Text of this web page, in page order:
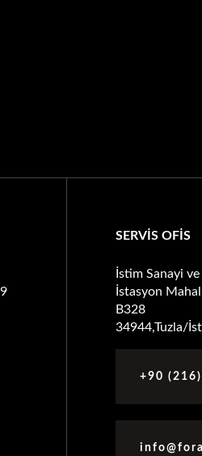
SERVİS OFİS
İstim Sanayi
İstasyon
B328
34944,Tuzla/
+90